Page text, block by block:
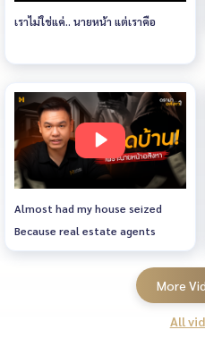
เราไม่ใช่แค่.. นายหน้า แต่เราคือ
Almost had my house seized
Because real estate agents
More
All